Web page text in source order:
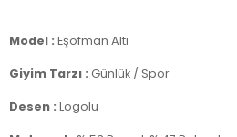
Model : Eşofman Altı
Giyim Tarzı : Günlük / Spor
Desen : Logolu